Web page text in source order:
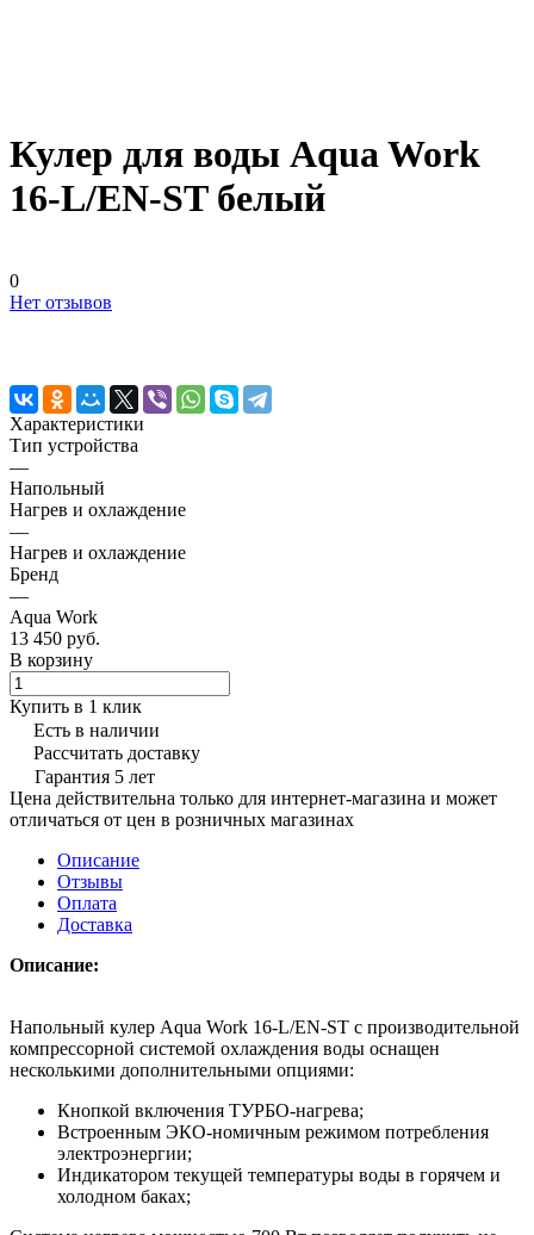
Кулер для воды Aqua Work
16-L/EN-ST белый
0
Нет отзывов
Характеристики
Тип устройства
—
Напольный
Нагрев и охлаждение
—
Нагрев и охлаждение
Бренд
—
Aqua Work
13 450 руб.
В корзину
Купить в 1 клик
Есть в наличии
Рассчитать доставку
Гарантия 5 лет
Цена действительна только для интернет-магазина и может
отличаться от цен в розничных магазинах
Описание
Отзывы
Оплата
Доставка
Описание:
Напольный кулер Aqua Work 16-L/EN-ST с производительной
компрессорной системой охлаждения воды оснащен
несколькими дополнительными опциями:
Кнопкой включения ТУРБО-нагрева;
Встроенным ЭКО-номичным режимом потребления
электроэнергии;
Индикатором текущей температуры воды в горячем и
холодном баках;